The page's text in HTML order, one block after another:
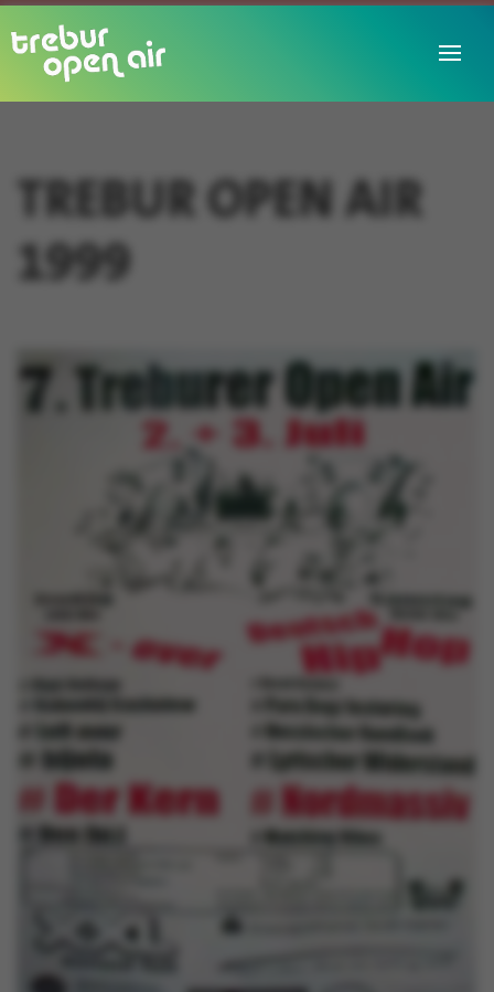
TREBUR OPEN AIR
1999